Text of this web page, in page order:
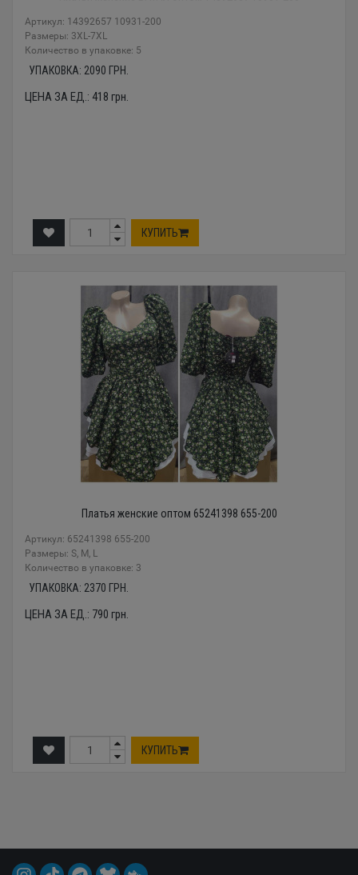
Артикул: 14392657 10931-200
Размеры: 3XL-7XL
Количество в упаковке: 5
УПАКОВКА: 2090 ГРН.
ЦЕНА ЗА ЕД.: 418 грн.
КУПИТЬ
Платья женские оптом 65241398 655-200
Артикул: 65241398 655-200
Размеры: S, M, L
Количество в упаковке: 3
УПАКОВКА: 2370 ГРН.
ЦЕНА ЗА ЕД.: 790 грн.
КУПИТЬ